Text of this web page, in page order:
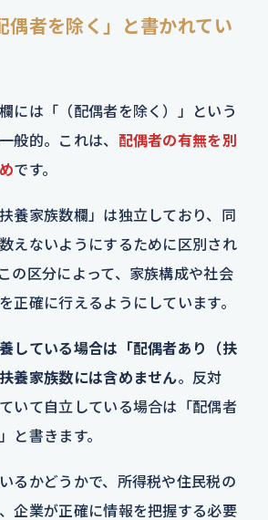
者を除く」と書かれてい
には「（配偶者を除く）」という
般的。これは、 配偶者の有無を別
です。
養家族数欄」は独立しており、同
えないようにするために区別され
の区分によって、家族構成や社会
正確に行えるようにしています。
している場合は「配偶者あり（扶
養家族数には含めません。反対
いて自立している場合は「配偶者
と書きます。
るかどうかで、所得税や住民税の
企業が正確に情報を把握する必要